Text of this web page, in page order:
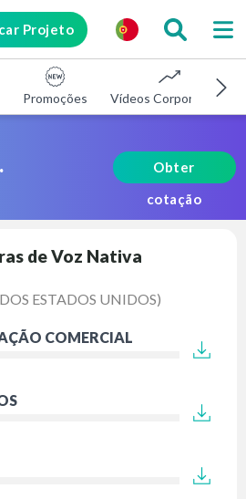
Projeto
Promoções Vídeos Corporativos
Obter
cotação
de Voz Nativa
ESTADOS UNIDOS)
COMERCIAL